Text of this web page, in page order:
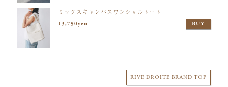
ミックスキャンバスワンショルトート
13,750yen
BUY
RIVE DROITE BRAND TOP